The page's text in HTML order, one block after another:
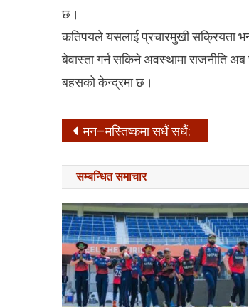
छ।
कतिपयले यसलाई प्रचारमुखी सक्रियता
बेवास्ता गर्न सकिने अवस्थामा राजनीति
बहसको केन्द्रमा छ।
Post
navigation
मन–मस्तिष्कमा सधैं सधैं:
सम्बन्धित समाचार